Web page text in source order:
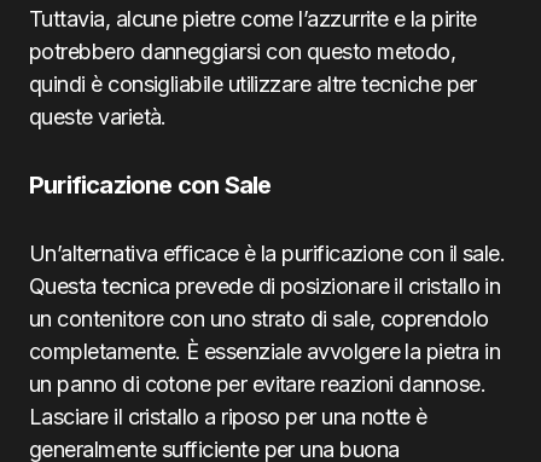
Tuttavia, alcune pietre come l’azzurrite e la pirite
potrebbero danneggiarsi con questo metodo,
quindi è consigliabile utilizzare altre tecniche per
queste varietà.
Purificazione con Sale
Un’alternativa efficace è la purificazione con il sale.
Questa tecnica prevede di posizionare il cristallo in
un contenitore con uno strato di sale, coprendolo
completamente. È essenziale avvolgere la pietra in
un panno di cotone per evitare reazioni dannose.
Lasciare il cristallo a riposo per una notte è
generalmente sufficiente per una buona